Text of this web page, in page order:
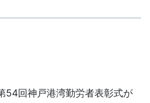
54回神戸港湾勤労者表彰式が